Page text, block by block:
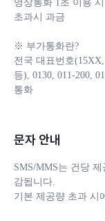
영상통화 1초 이용
초과시 과금
※ 부가통화란?
전국 대표번호
등), 0130, 011-200,
통화
문자 안내
SMS/MMS는 건당
감됩니다.
기본 제공량 초과 시